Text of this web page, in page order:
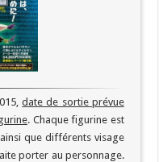
date de sortie prévue
. Chaque figurine est
que différents visage
porter au personnage.